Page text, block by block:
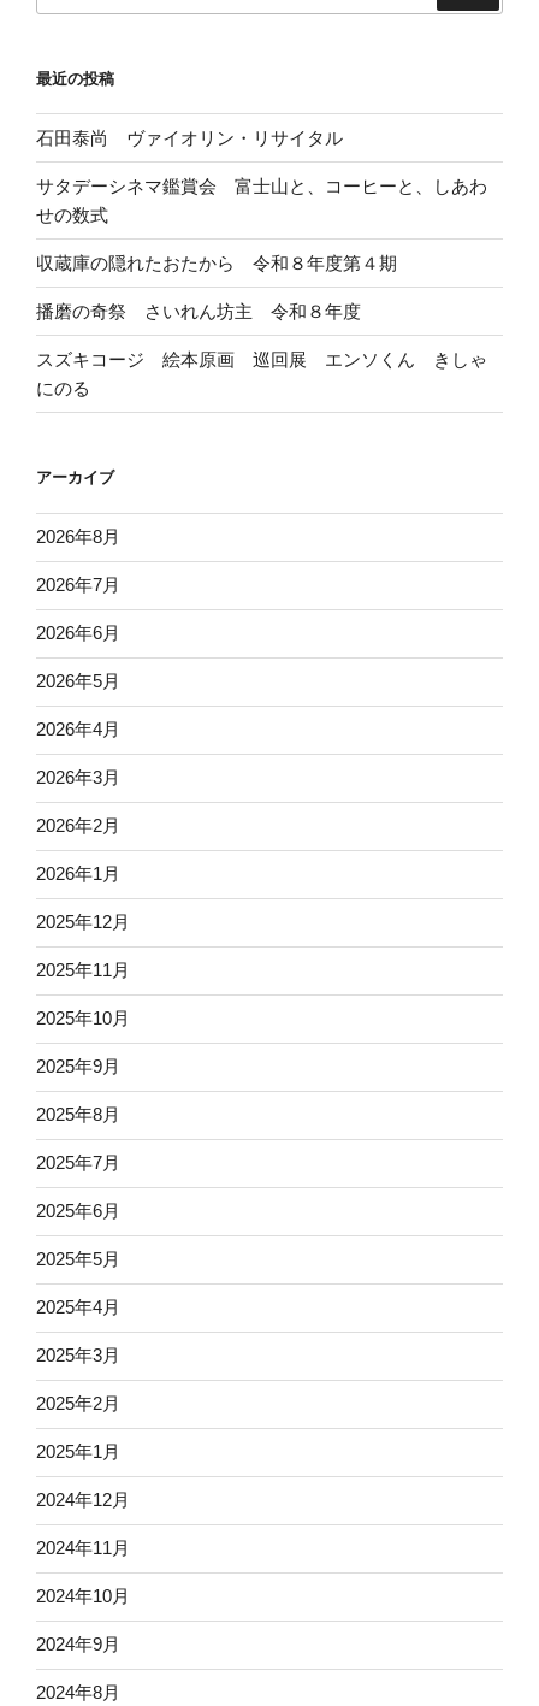
最近の投稿
石田泰尚 ヴァイオリン・リサイタル
サタデーシネマ鑑賞会 富士山と、コーヒーと、しあわ
せの数式
収蔵庫の隠れたおたから 令和８年度第４期
播磨の奇祭 さいれん坊主 令和８年度
スズキコージ 絵本原画 巡回展 エンソくん きしゃ
にのる
アーカイブ
2026年8月
2026年7月
2026年6月
2026年5月
2026年4月
2026年3月
2026年2月
2026年1月
2025年12月
2025年11月
2025年10月
2025年9月
2025年8月
2025年7月
2025年6月
2025年5月
2025年4月
2025年3月
2025年2月
2025年1月
2024年12月
2024年11月
2024年10月
2024年9月
2024年8月